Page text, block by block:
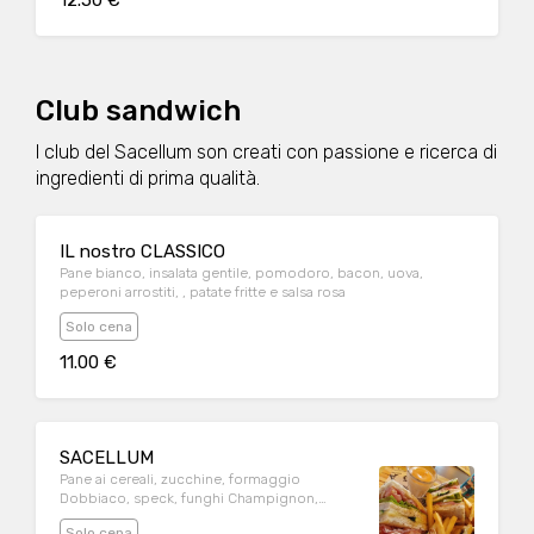
Club sandwich
I club del Sacellum son creati con passione e ricerca di
ingredienti di prima qualità.
IL nostro CLASSICO
Pane bianco, insalata gentile, pomodoro, bacon, uova,
peperoni arrostiti, , patate fritte e salsa rosa
Solo cena
11.00 €
SACELLUM
Pane ai cereali, zucchine, formaggio
Dobbiaco, speck, funghi Champignon,
insalata gentile, pomodoro, salsa alla senape,